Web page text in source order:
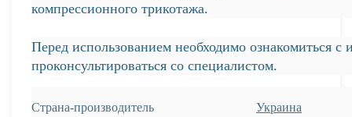
компрессионного трикотажа.
Перед использованием необходимо ознакомиться
проконсультироваться со специалистом.
Страна-производитель Украина